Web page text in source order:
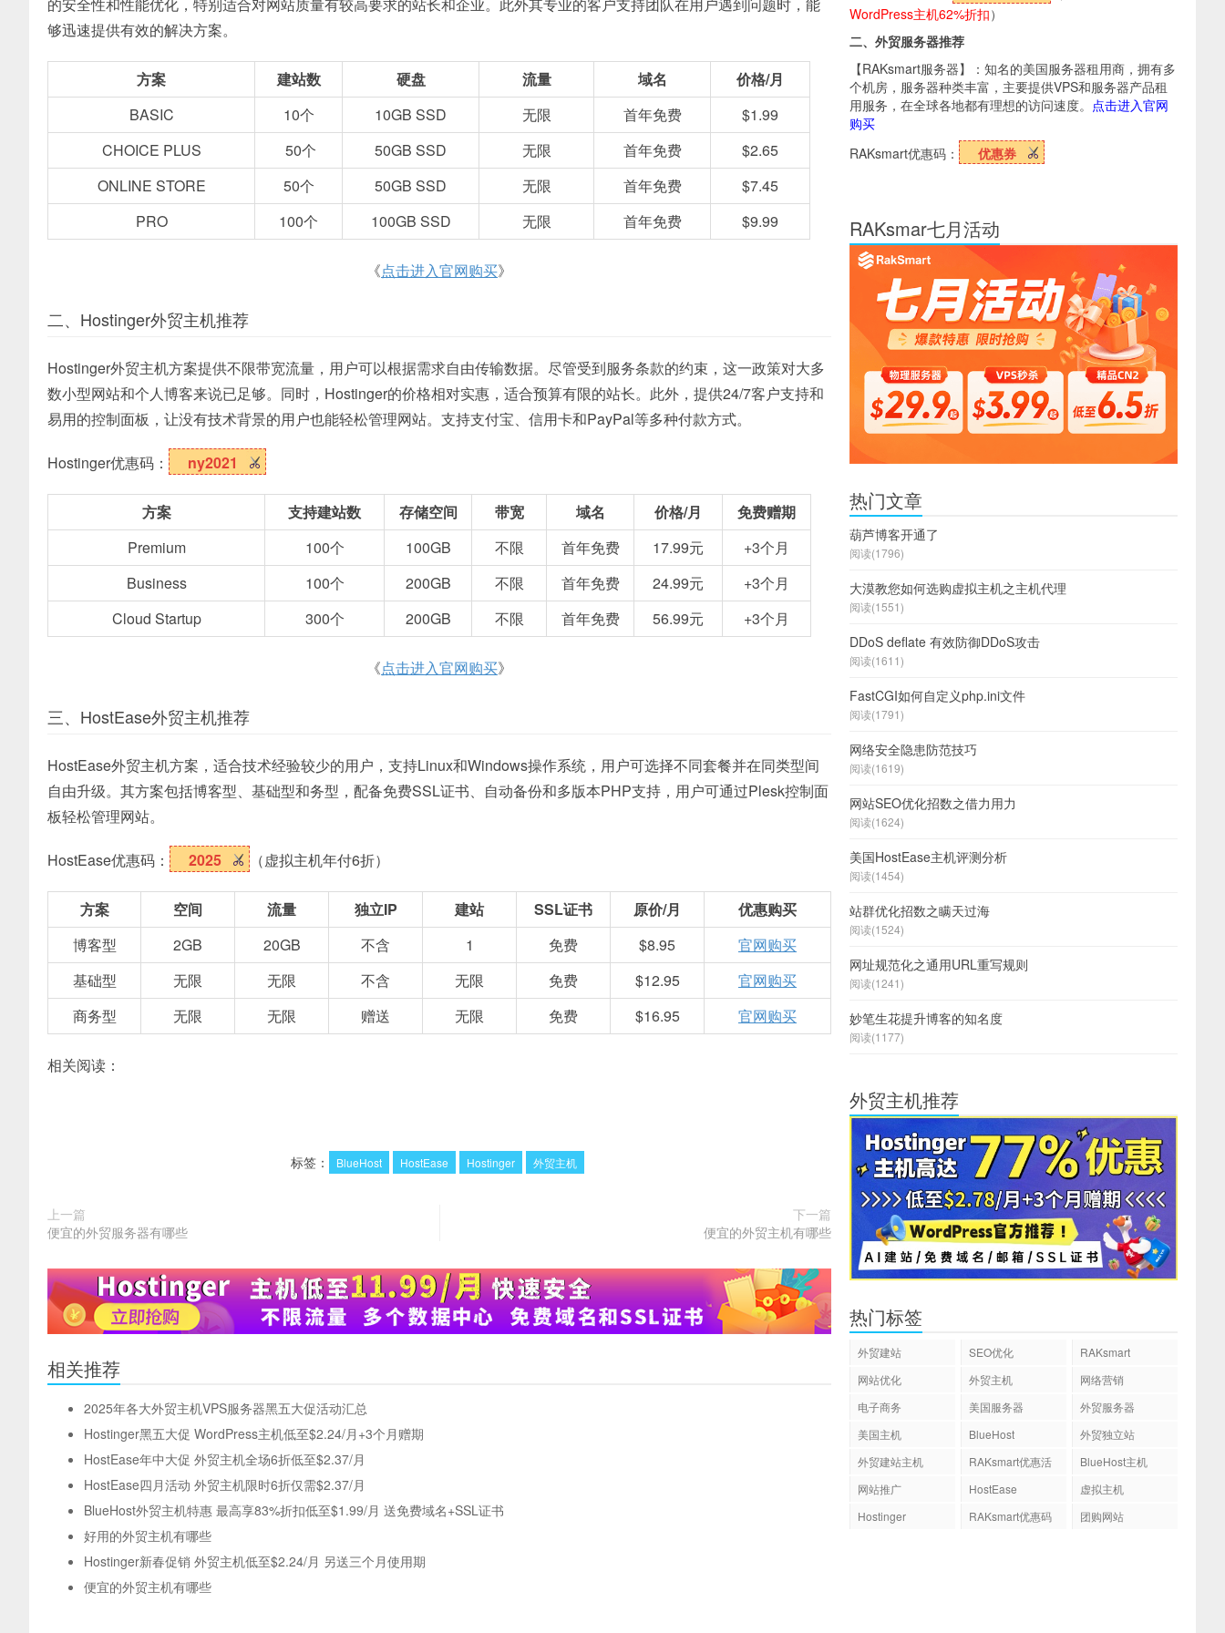
够迅速提供有效的解决方案。
方案 建站数 硬盘 流量 域名
价格/月
BASIC
10个 10GB SSD 无限 首年免费
$1.99
CHOICE PLUS
50个 50GB SSD 无限 首年免费
$2.65
ONLINE STORE
50个 50GB SSD 无限 首年免费
$7.45
PRO
100个 100GB SSD 无限 首年免费 $9.99
《点击进入官网购买》
二、Hostinger外贸主机推荐
Hostinger外贸主机方案提供不限带宽流量，用户可以根据需求自由传输数据。尽管受到服务条款的约束，这一政策对大多
数小型网站和个人博客来说已足够。同时，Hostinger的价格相对实惠，适合预算有限的站长。此外，提供24/7客户支持和
易用的控制面板，让没有技术背景的用户也能轻松管理网站。支持支付宝、信用卡和PayPal等多种付款方式。
Hostinger优惠码： ny2021
方案 支持建站数 存储空间 带宽 域名 价格/月
免费赠期
Premium
100个 100GB 不限 首年免费 17.99元
+3个月
Business
100个 200GB 不限 首年免费 24.99元
+3个月
Cloud Startup
300个 200GB 不限 首年免费 56.99元 +3个月
《点击进入官网购买》
三、HostEase外贸主机推荐
HostEase外贸主机方案，适合技术经验较少的用户，支持Linux和Windows操作系统，用户可选择不同套餐并在同类型间
自由升级。其方案包括博客型、基础型和务型，配备免费SSL证书、自动备份和多版本PHP支持，用户可通过Plesk控制面
板轻松管理网站。
HostEase优惠码： 2025 （虚拟主机年付6折）
方案 空间 流量 独立IP 建站 SSL证书 原价/月
优惠购买
博客型
2GB 20GB 不含 1 免费 $8.95
官网购买
基础型
无限 无限 不含 无限 免费 $12.95
官网购买
商务型
无限 无限 赠送 无限 免费 $16.95 官网购买
相关阅读：
标签： BlueHost HostEase Hostinger 外贸主机
上一篇
便宜的外贸服务器有哪些
下一篇
便宜的外贸主机有哪些
相关推荐
2025年各大外贸主机VPS服务器黑五大促活动汇总
Hostinger黑五大促 WordPress主机低至$2.24/月+3个月赠期
HostEase年中大促 外贸主机全场6折低至$2.37/月
HostEase四月活动 外贸主机限时6折仅需$2.37/月
BlueHost外贸主机特惠 最高享83%折扣低至$1.99/月 送免费域名+SSL证书
好用的外贸主机有哪些
Hostinger新春促销 外贸主机低至$2.24/月 另送三个月使用期
便宜的外贸主机有哪些
WordPress主机62%折扣）
二、外贸服务器推荐
【RAKsmart服务器】：知名的美国服务器租用商，拥有多
个机房，服务器种类丰富，主要提供VPS和服务器产品租
用服务，在全球各地都有理想的访问速度。 点击进入官网
购买
RAKsmart优惠码：
优惠券
RAKsmar七月活动
热门文章
葫芦博客开通了
阅读(1796)
大漠教您如何选购虚拟主机之主机代理
阅读(1551)
DDoS deflate 有效防御DDoS攻击
阅读(1611)
FastCGI如何自定义php.ini文件
阅读(1791)
网络安全隐患防范技巧
阅读(1619)
网站SEO优化招数之借力用力
阅读(1624)
美国HostEase主机评测分析
阅读(1454)
站群优化招数之瞒天过海
阅读(1524)
网址规范化之通用URL重写规则
阅读(1241)
妙笔生花提升博客的知名度
阅读(1177)
外贸主机推荐
热门标签
外贸建站 SEO优化
RAKsmart
网站优化
外贸主机
网络营销
电子商务
美国服务器
外贸服务器
美国主机
BlueHost
外贸独立站
外贸建站主机
RAKsmart优惠活
BlueHost主机
网站推广
HostEase
虚拟主机
Hostinger
RAKsmart优惠码 团购网站